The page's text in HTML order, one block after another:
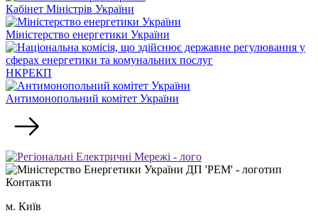
Кабінет Міністрів України
Міністерство енергетики України
НКРЕКП
Антимонопольний комітет України
Контакти
м. Київ